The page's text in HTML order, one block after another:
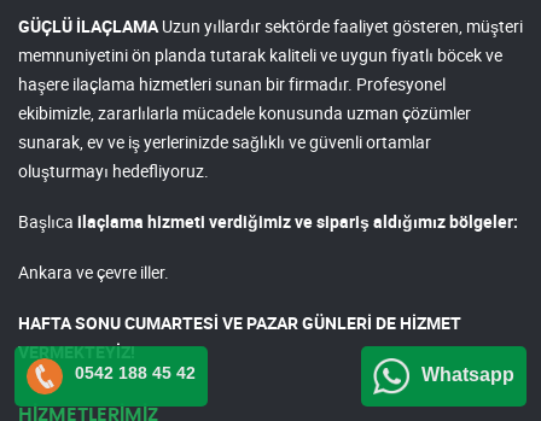
GÜÇLÜ İLAÇLAMAUzun yıllardır sektörde faaliyet gösteren, müşteri
memnuniyetini ön planda tutarak kaliteli ve uygun fiyatlı böcek ve
haşere ilaçlama hizmetleri sunan bir firmadır. Profesyonel
ekibimizle, zararlılarla mücadele konusunda uzman çözümler
sunarak, ev ve iş yerlerinizde sağlıklı ve güvenli ortamlar
oluşturmayı hedefliyoruz.
Başlıca ilaçlama hizmeti verdiğimiz ve sipariş aldığımız bölgeler:
Ankara ve çevre iller.
HAFTA SONU CUMARTESİ VE PAZAR GÜNLERİ DE HİZMET
VERMEKTEYİZ!
HİZMETLERİMİZ
0542 188 45 42 Whatsapp